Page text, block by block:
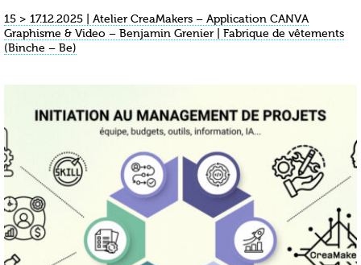
15 > 17.12.2025 | Atelier CreaMakers – Application CANVA
Graphisme & Video – Benjamin Grenier | Fabrique de vêtements
(Binche – Be)